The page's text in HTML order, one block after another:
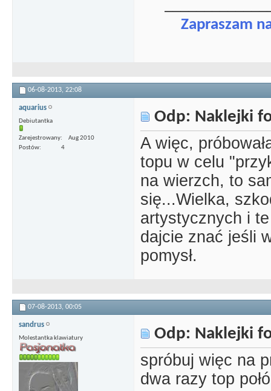
Zapraszam
06-08-2013, 22:08
aquarius
Debiutantka
Zarejestrowany
Aug 2010
Postów
4
Odp: Naklejki
A więc,
topu w celu
na wierzch, to
się...Wielka,
artystycznych i
dajcie znać jeśli
pomysł.
07-08-2013, 00:05
sandrus
Molestantka klawiatury Odp: Naklejki
spróbuj więc na
dwa razy top